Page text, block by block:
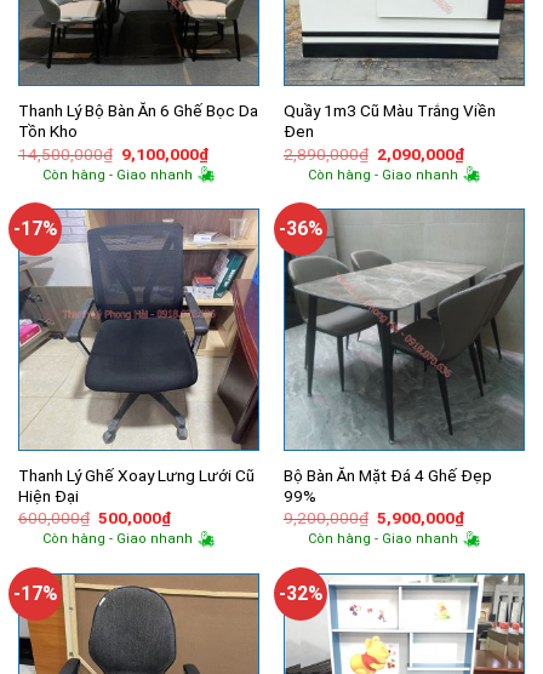
Thanh Lý Bộ Bàn Ăn 6 Ghế Bọc Da
Tồn Kho
14,500,000₫ Giá
gốc
là:
9,100,000₫Giá
hiện
tại
9,100,000₫.
Còn hàng - Giao nhanh
Quầy 1m3 Cũ Màu Trắng Viền
Đen
2,890,000₫ Giá
gốc
là:
2,090,000₫Giá
hiện
tại
Còn hàng - Giao nhanh
-17%
Thanh Lý Ghế Xoay Lưng Lưới Cũ
Hiện Đại
600,000₫ Giá
gốc
là:
500,000₫Giá
hiện
tại
500,000₫.
Còn hàng - Giao nhanh
-36%
Bộ Bàn Ăn Mặt Đá 4 Ghế Đẹp
99%
9,200,000₫ Giá
gốc
là:
5,900,000₫Giá
hiện
tại
Còn hàng - Giao nhanh
-17% -32%